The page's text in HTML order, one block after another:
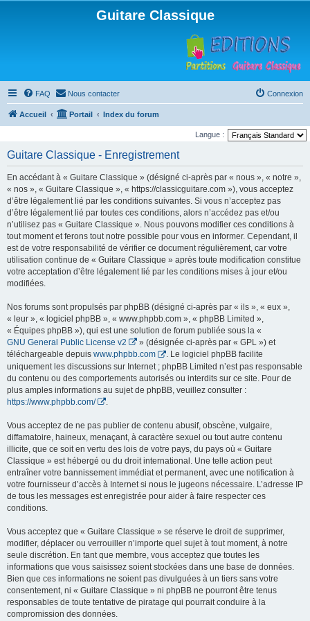
Guitare Classique
FAQ Nous contacter Connexion
Accueil Portail Index du forum
Langue :
Guitare Classique - Enregistrement
En accédant à « Guitare Classique » (désigné ci-après par « nous », « notre »,
« nos », « Guitare Classique », « https://classicguitare.com »), vous acceptez
d’être légalement lié par les conditions suivantes. Si vous n’acceptez pas
d’être légalement lié par toutes ces conditions, alors n’accédez pas et/ou
n’utilisez pas « Guitare Classique ». Nous pouvons modifier ces conditions à
tout moment et ferons tout notre possible pour vous en informer. Cependant, il
est de votre responsabilité de vérifier ce document régulièrement, car votre
utilisation continue de « Guitare Classique » après toute modification constitue
votre acceptation d’être légalement lié par les conditions mises à jour et/ou
modifiées.
Nos forums sont propulsés par phpBB (désigné ci-après par « ils », « eux »,
« leur », « logiciel phpBB », « www.phpbb.com », « phpBB Limited »,
« Équipes phpBB »), qui est une solution de forum publiée sous la «
GNU General Public License v2
» (désignée ci-après par « GPL ») et
téléchargeable depuis www.phpbb.com
. Le logiciel phpBB facilite
uniquement les discussions sur Internet ; phpBB Limited n’est pas responsable
du contenu ou des comportements autorisés ou interdits sur ce site. Pour de
plus amples informations au sujet de phpBB, veuillez consulter :
https://www.phpbb.com/
Vous acceptez de ne pas publier de contenu abusif, obscène, vulgaire,
diffamatoire, haineux, menaçant, à caractère sexuel ou tout autre contenu
illicite, que ce soit en vertu des lois de votre pays, du pays où « Guitare
Classique » est hébergé ou du droit international. Une telle action peut
entraîner votre bannissement immédiat et permanent, avec une notification à
votre fournisseur d’accès à Internet si nous le jugeons nécessaire. L’adresse IP
de tous les messages est enregistrée pour aider à faire respecter ces
conditions.
Vous acceptez que « Guitare Classique » se réserve le droit de supprimer,
modifier, déplacer ou verrouiller n’importe quel sujet à tout moment, à notre
seule discrétion. En tant que membre, vous acceptez que toutes les
informations que vous saisissez soient stockées dans une base de données.
Bien que ces informations ne soient pas divulguées à un tiers sans votre
consentement, ni « Guitare Classique » ni phpBB ne pourront être tenus
responsables de toute tentative de piratage qui pourrait conduire à la
compromission des données.